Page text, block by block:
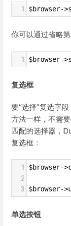
1
你可以通过省略
1
复选框
要“选择”复选字
方法一样，不需
匹配的选择器，
复选框：
1 $browser-
2
3
$browser-
单选按钮